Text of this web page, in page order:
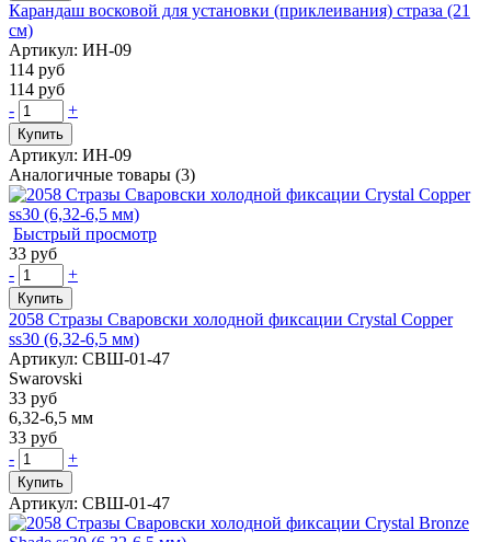
Карандаш восковой для установки (приклеивания) страза (21
см)
Артикул: ИН-09
114 руб
114 руб
-
+
Купить
Артикул: ИН-09
Аналогичные товары (3)
Быстрый просмотр
33 руб
-
+
Купить
2058 Стразы Сваровски холодной фиксации Crystal Copper
ss30 (6,32-6,5 мм)
Артикул: СВШ-01-47
Swarovski
33 руб
6,32-6,5 мм
33 руб
-
+
Купить
Артикул: СВШ-01-47